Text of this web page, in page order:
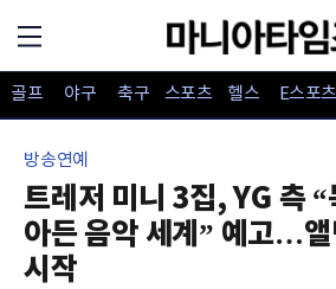
골프 야구 축구 스포츠 헬스 E스포
방송연예
트레저 미니 3집, YG 측
아든 음악 세계” 예고…앨
시작